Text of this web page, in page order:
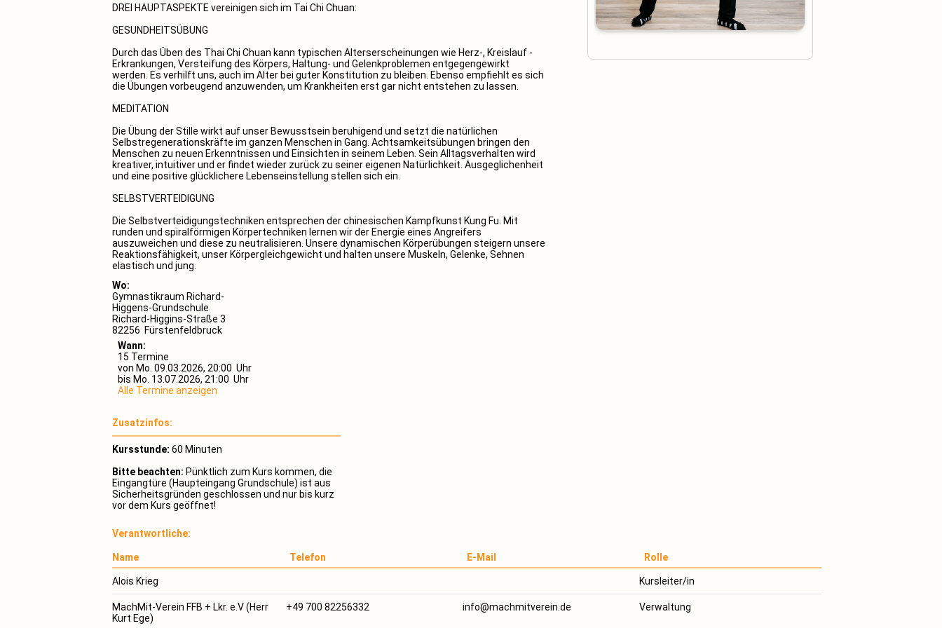
DREI HAUPTASPEKTE vereinigen sich im Tai Chi Chuan:
GESUNDHEITSÜBUNG
Durch das Üben des Thai Chi Chuan kann typischen Alterserscheinungen wie Herz-, Kreislauf -
Erkrankungen, Versteifung des Körpers, Haltung- und Gelenkproblemen entgegengewirkt
werden. Es verhilft uns, auch im Alter bei guter Konstitution zu bleiben. Ebenso empfiehlt es sich
die Übungen vorbeugend anzuwenden, um Krankheiten erst gar nicht entstehen zu lassen.
MEDITATION
Die Übung der Stille wirkt auf unser Bewusstsein beruhigend und setzt die natürlichen
Selbstregenerationskräfte im ganzen Menschen in Gang. Achtsamkeitsübungen bringen den
Menschen zu neuen Erkenntnissen und Einsichten in seinem Leben. Sein Alltagsverhalten wird
kreativer, intuitiver und er findet wieder zurück zu seiner eigenen Natürlichkeit. Ausgeglichenheit
und eine positive glücklichere Lebenseinstellung stellen sich ein.
SELBSTVERTEIDIGUNG
Die Selbstverteidigungstechniken entsprechen der chinesischen Kampfkunst Kung Fu. Mit
runden und spiralförmigen Körpertechniken lernen wir der Energie eines Angreifers
auszuweichen und diese zu neutralisieren. Unsere dynamischen Körperübungen steigern unsere
Reaktionsfähigkeit, unser Körpergleichgewicht und halten unsere Muskeln, Gelenke, Sehnen
elastisch und jung.
Wo:
Gymnastikraum Richard-
Higgens-Grundschule
Richard-Higgins-Straße 3
82256 Fürstenfeldbruck
Wann:
15 Termine
von Mo. 09.03.2026, 20:00 Uhr
bis Mo. 13.07.2026, 21:00 Uhr
Alle Termine anzeigen
Zusatzinfos:
Kursstunde: 60 Minuten
Bitte beachten: Pünktlich zum Kurs kommen, die
Eingangtüre (Haupteingang Grundschule) ist aus
Sicherheitsgründen geschlossen und nur bis kurz
vor dem Kurs geöffnet!
Verantwortliche:
Name Telefon E-Mail Rolle
Alois Krieg Kursleiter/in
MachMit-Verein FFB + Lkr. e.V (Herr
Kurt Ege)
+49 700 82256332 info@machmitverein.de Verwaltung